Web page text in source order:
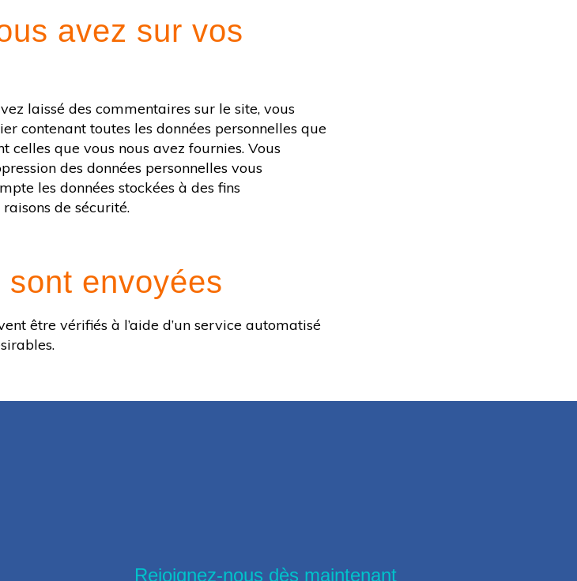
avez sur vos
laissé des commentaires sur le site, vous
contenant toutes les données personnelles que
celles que vous nous avez fournies. Vous
des données personnelles vous
les données stockées à des fins
de sécurité.
envoyées
être vérifiés à l’aide d’un service automatisé
Rejoignez-nous dès maintenant